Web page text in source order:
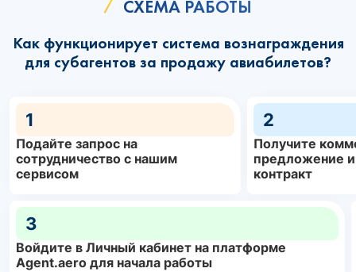
СХЕМА РАБОТЫ
Как функционирует система вознаграждения
для субагентов за продажу авиабилетов?
1
Подайте запрос на
сотрудничество с нашим
сервисом
2
Получите
предложение
контракт
3
Войдите в Личный кабинет на платформе
Agent.aero для начала работы